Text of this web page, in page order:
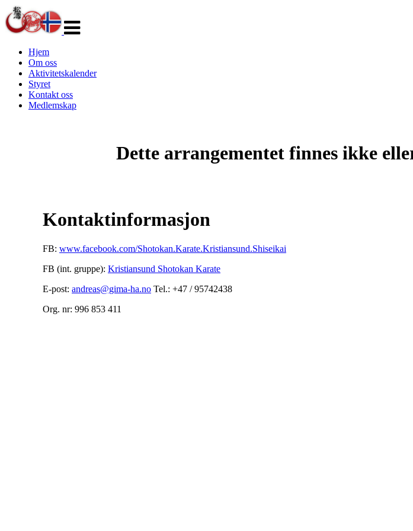
navigasjon
Hjem
Om oss
Aktivitetskalender
Styret
Kontakt oss
Medlemskap
Dette arrangementet finnes ikke
Kontaktinformasjon
FB: www.facebook.com/Shotokan.Karate.Kristiansund.Shiseikai
FB (int. gruppe): Kristiansund Shotokan Karate
E-post: andreas@gima-ha.no Tel.: +47 / 95742438
Org. nr: 996 853 411